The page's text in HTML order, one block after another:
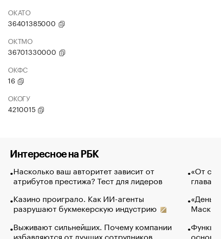
ОКАТО
36401385000
ОКТМО
36701330000
ОКФС
16
ОКОГУ
4210015
Интересное на РБК
Насколько ваш авторитет зависит от
атрибутов престижа? Тест для лидеров
Казино проиграло. Как ИИ-агенты
разрушают букмекерскую индустрию
Выживают сильнейших. Почему компании
избавляются от лучших сотрудников
«От
глава
Маск в
основ